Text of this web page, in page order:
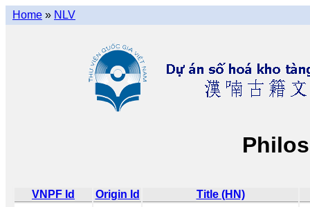
Home » NLV
VNPF Id Origin Id
Title (HN)